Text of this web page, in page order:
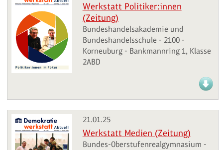
Werkstatt Politiker:innen
(Zeitung)
Bundeshandelsakademie und
Bundeshandelsschule - 2100 -
Korneuburg - Bankmannring 1, Klasse
2ABD
21.01.25
Werkstatt Medien (Zeitung)
Bundes-Oberstufenrealgymnasium -